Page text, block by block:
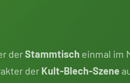
derStammtisch einmal im
der Kult-Blech-Szene